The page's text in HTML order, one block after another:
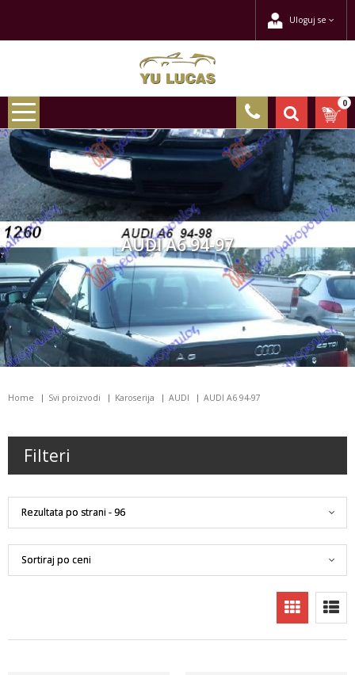
Uloguj se
0
AUDI A6 94-97
Home Svi proizvodi Karoserija AUDI AUDI A6 94-97
Filteri